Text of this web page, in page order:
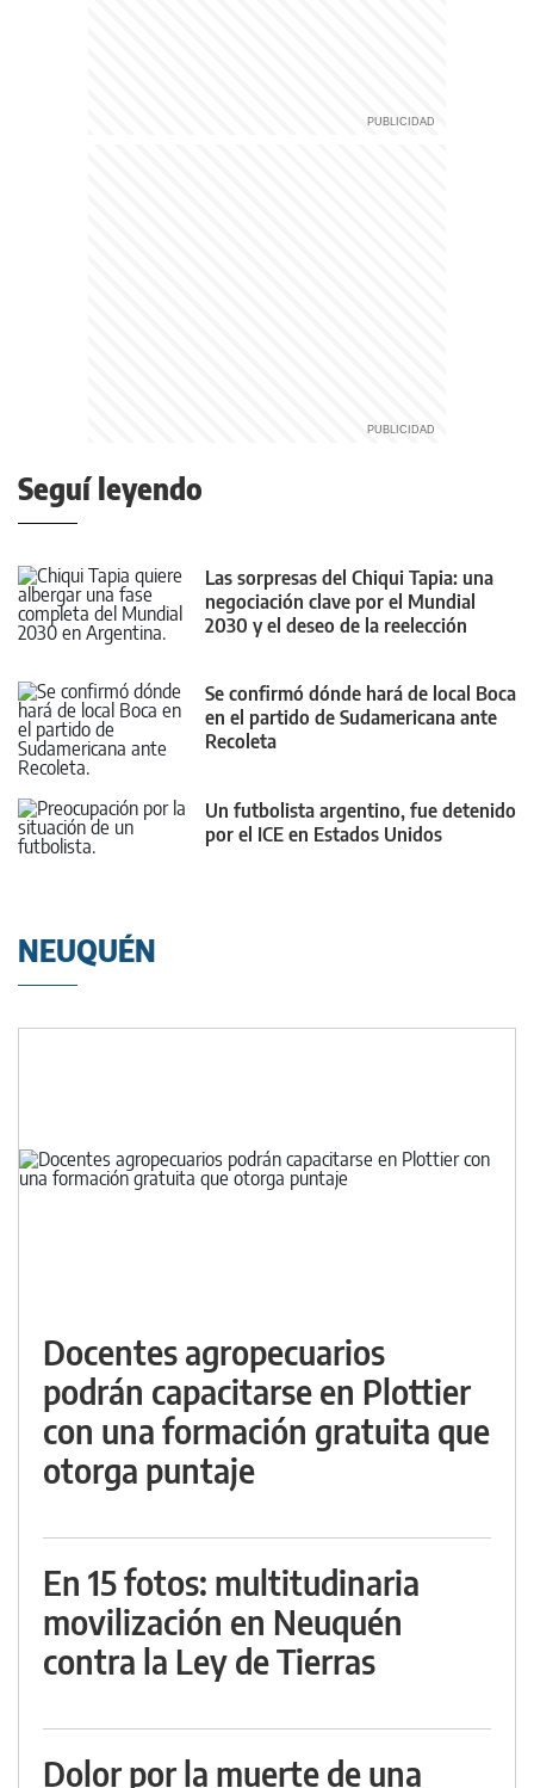
Seguí leyendo
Las sorpresas del Chiqui Tapia: una
negociación clave por el Mundial
2030 y el deseo de la reelección
Se confirmó dónde hará de local Boca
en el partido de Sudamericana ante
Recoleta
Un futbolista argentino, fue detenido
por el ICE en Estados Unidos
NEUQUÉN
Docentes agropecuarios
podrán capacitarse en Plottier
con una formación gratuita que
otorga puntaje
En 15 fotos: multitudinaria
movilización en Neuquén
contra la Ley de Tierras
Dolor por la muerte de una